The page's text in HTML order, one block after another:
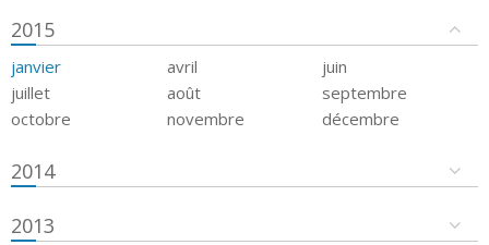
2015
janvier avril
juin
juillet
août
septembre
octobre
novembre décembre
2014
2013